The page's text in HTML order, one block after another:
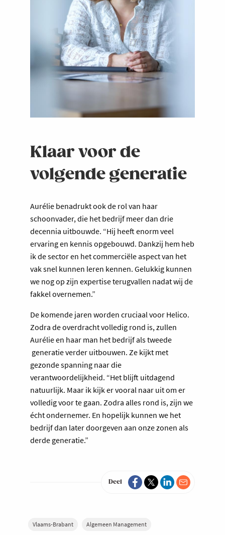
Klaar voor de
volgende generatie
Aurélie benadrukt ook de rol van haar
schoonvader, die het bedrijf meer dan drie
decennia uitbouwde. “Hij heeft enorm veel
ervaring en kennis opgebouwd. Dankzij hem heb
ik de sector en het commerciële aspect van het
vak snel kunnen leren kennen. Gelukkig kunnen
we nog op zijn expertise terugvallen nadat wij de
fakkel overnemen.”
De komende jaren worden cruciaal voor Helico.
Zodra de overdracht volledig rond is, zullen
Aurélie en haar man het bedrijf als tweede
generatie verder uitbouwen. Ze kijkt met
gezonde spanning naar die
verantwoordelijkheid. “Het blijft uitdagend
natuurlijk. Maar ik kijk er vooral naar uit om er
volledig voor te gaan. Zodra alles rond is, zijn we
écht ondernemer. En hopelijk kunnen we het
bedrijf dan later doorgeven aan onze zonen als
derde generatie.”
Deel
Vlaams-Brabant Algemeen Management